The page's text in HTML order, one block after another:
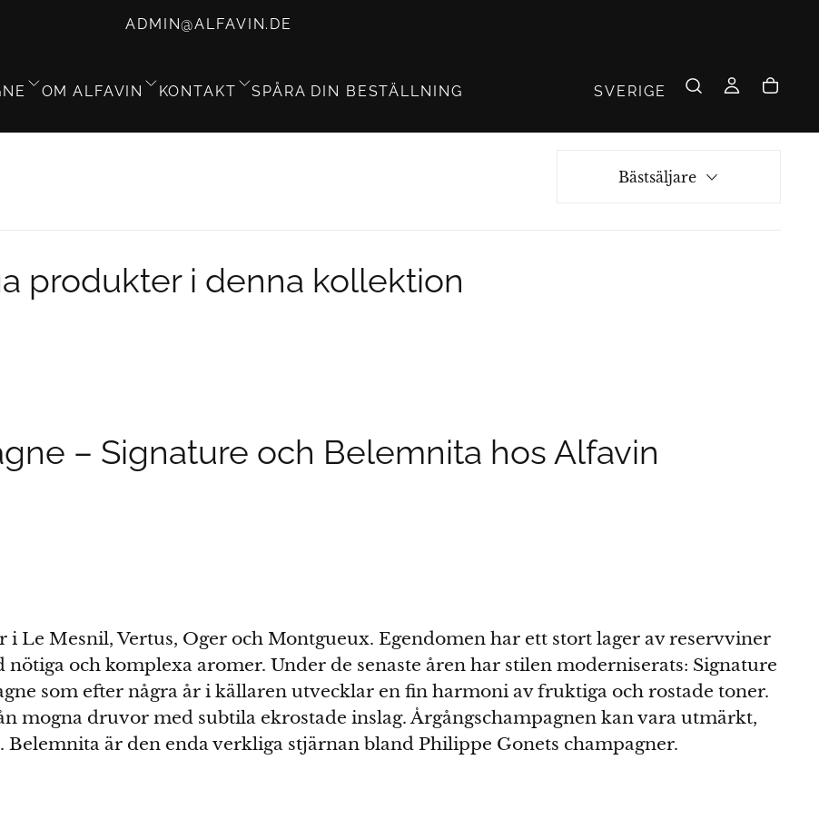
ADMIN@ALFAVIN.DE
OM ALFAVIN KONTAKT SPÅRA DIN BESTÄLLNING SVERIGE
Bästsäljare
produkter i denna kollektion
– Signature och Belemnita hos Alfavin
Le Mesnil, Vertus, Oger och Montgueux. Egendomen har ett stort lager av reservviner
och komplexa aromer. Under de senaste åren har stilen moderniserats: Signature
som efter några år i källaren utvecklar en fin harmoni av fruktiga och rostade toner.
mogna druvor med subtila ekrostade inslag. Årgångschampagnen kan vara utmärkt,
är den enda verkliga stjärnan bland Philippe Gonets champagner.